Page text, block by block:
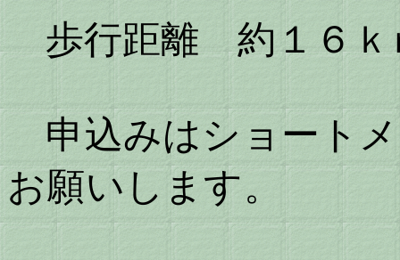
歩行距離 約１６
申込みはショート
お願いします。